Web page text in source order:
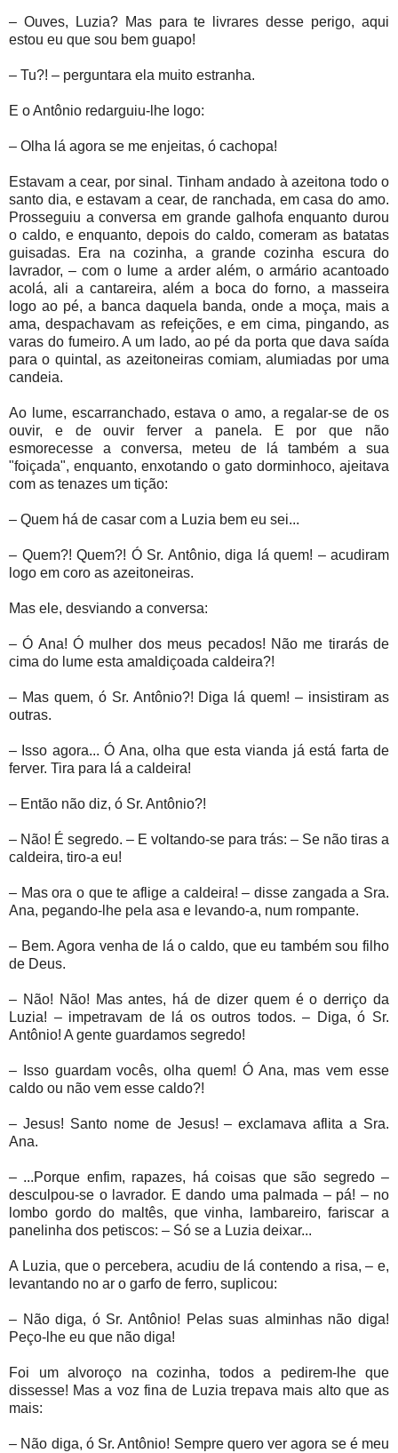
– Ouves, Luzia? Mas para te livrares desse perigo, aqui
estou eu que sou bem guapo!
– Tu?! – perguntara ela muito estranha.
E o Antônio redarguiu-lhe logo:
– Olha lá agora se me enjeitas, ó cachopa!
Estavam a cear, por sinal. Tinham andado à azeitona todo o
santo dia, e estavam a cear, de ranchada, em casa do amo.
Prosseguiu a conversa em grande galhofa enquanto durou
o caldo, e enquanto, depois do caldo, comeram as batatas
guisadas. Era na cozinha, a grande cozinha escura do
lavrador, – com o lume a arder além, o armário acantoado
acolá, ali a cantareira, além a boca do forno, a masseira
logo ao pé, a banca daquela banda, onde a moça, mais a
ama, despachavam as refeições, e em cima, pingando, as
varas do fumeiro. A um lado, ao pé da porta que dava saída
para o quintal, as azeitoneiras comiam, alumiadas por uma
candeia.
Ao lume, escarranchado, estava o amo, a regalar-se de os
ouvir, e de ouvir ferver a panela. E por que não
esmorecesse a conversa, meteu de lá também a sua
"foiçada", enquanto, enxotando o gato dorminhoco, ajeitava
com as tenazes um tição:
– Quem há de casar com a Luzia bem eu sei...
– Quem?! Quem?! Ó Sr. Antônio, diga lá quem! – acudiram
logo em coro as azeitoneiras.
Mas ele, desviando a conversa:
– Ó Ana! Ó mulher dos meus pecados! Não me tirarás de
cima do lume esta amaldiçoada caldeira?!
– Mas quem, ó Sr. Antônio?! Diga lá quem! – insistiram as
outras.
– Isso agora... Ó Ana, olha que esta vianda já está farta de
ferver. Tira para lá a caldeira!
– Então não diz, ó Sr. Antônio?!
– Não! É segredo. – E voltando-se para trás: – Se não tiras a
caldeira, tiro-a eu!
– Mas ora o que te aflige a caldeira! – disse zangada a Sra.
Ana, pegando-lhe pela asa e levando-a, num rompante.
– Bem. Agora venha de lá o caldo, que eu também sou filho
de Deus.
– Não! Não! Mas antes, há de dizer quem é o derriço da
Luzia! – impetravam de lá os outros todos. – Diga, ó Sr.
Antônio! A gente guardamos segredo!
– Isso guardam vocês, olha quem! Ó Ana, mas vem esse
caldo ou não vem esse caldo?!
– Jesus! Santo nome de Jesus! – exclamava aflita a Sra.
Ana.
– ...Porque enfim, rapazes, há coisas que são segredo –
desculpou-se o lavrador. E dando uma palmada – pá! – no
lombo gordo do maltês, que vinha, lambareiro, fariscar a
panelinha dos petiscos: – Só se a Luzia deixar...
A Luzia, que o percebera, acudiu de lá contendo a risa, – e,
levantando no ar o garfo de ferro, suplicou:
– Não diga, ó Sr. Antônio! Pelas suas alminhas não diga!
Peço-lhe eu que não diga!
Foi um alvoroço na cozinha, todos a pedirem-lhe que
dissesse! Mas a voz fina de Luzia trepava mais alto que as
mais:
– Não diga, ó Sr. Antônio! Sempre quero ver agora se é meu